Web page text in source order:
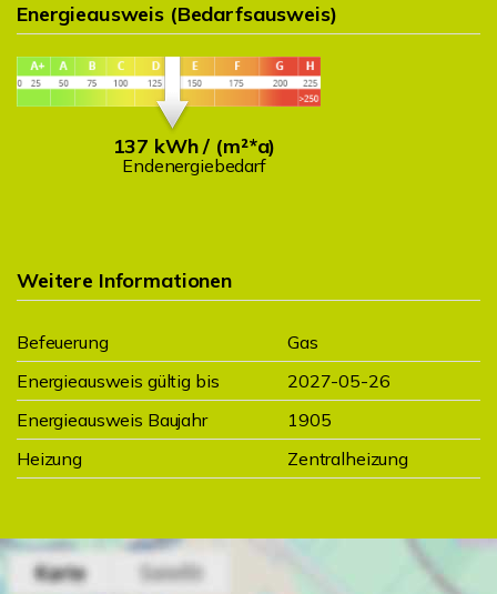
Energieausweis (Bedarfsausweis)
137 kWh / (m²*a)
Endenergiebedarf
Weitere Informationen
Befeuerung
Gas
Energieausweis gültig bis
2027-05-26
Energieausweis Baujahr
1905
Heizung
Zentralheizung